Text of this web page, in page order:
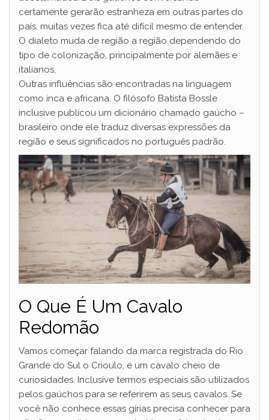
certamente gerarão estranheza em outras partes do
país, muitas vezes fica até difícil mesmo de entender.
O dialeto muda de região a região dependendo do
tipo de colonização, principalmente por alemães e
italianos,
Outras influências são encontradas na linguagem
como inca e africana. O filósofo Batista Bossle
inclusive publicou um dicionário chamado gaúcho –
brasileiro onde ele traduz diversas expressões da
região e seus significados no português padrão.
O Que É Um Cavalo
Redomão
Vamos começar falando da marca registrada do Rio
Grande do Sul o Crioulo, é um cavalo cheio de
curiosidades. Inclusive termos especiais são utilizados
pelos gaúchos para se referirem as seus cavalos. Se
você não conhece essas gírias precisa conhecer para